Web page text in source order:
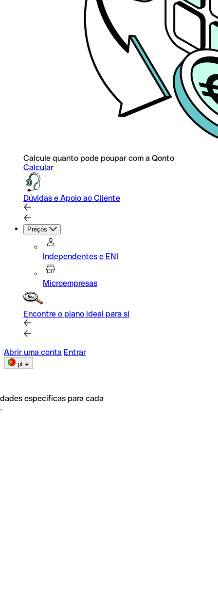
Calcule quanto pode poupar com a Qonto
Calcular
Dúvidas e Apoio ao Cliente
Preços
Independentes e ENI
Microempresas
Encontre o plano ideal para si
Abrir uma conta Entrar
pt
específicas para cada